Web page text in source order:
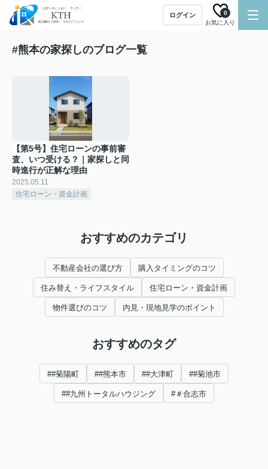
ログイン
お気に入り
0
#熊本の家探しのブログ一覧
【第5号】住宅ローンの事前審
査、いつ受ける？｜家探しと同
時進行が正解な理由
2025.05.11
住宅ローン・資金計画
おすすめのカテゴリ
不動産会社の選び方 購入タイミングのコツ
住み替え・ライフスタイル 住宅ローン・資金計画
物件選びのコツ 内見・現地見学のポイント
おすすめのタグ
##菊陽町 ##熊本市 ##大津町 ##菊池市
##九州トータルハウジング #＃合志市